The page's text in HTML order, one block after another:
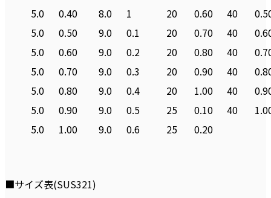
5.0
0.40 8.0 1 20 0.60 40
5.0
0.50 9.0 0.1 20 0.70 40
5.0
0.60 9.0 0.2 20 0.80 40
5.0
0.70 9.0 0.3 20 0.90 40
5.0
0.80 9.0 0.4 20 1.00 40
5.0
0.90 9.0 0.5 25 0.10 40
5.0
1.00 9.0 0.6 25 0.20
■サイズ表(SUS321)